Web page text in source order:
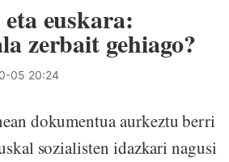
euskara:
zerbait gehiago?
05 20:24
dokumentua aurkeztu berri
sozialisten idazkari nagusi